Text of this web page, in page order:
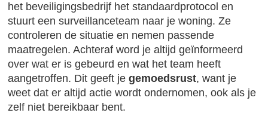
het beveiligingsbedrijf het standaardprotocol en
stuurt een surveillanceteam naar je woning. Ze
controleren de situatie en nemen passende
maatregelen. Achteraf word je altijd geïnformeerd
over wat er is gebeurd en wat het team heeft
aangetroffen. Dit geeft jegemoedsrust, want je
weet dat er altijd actie wordt ondernomen, ook als je
zelf niet bereikbaar bent.